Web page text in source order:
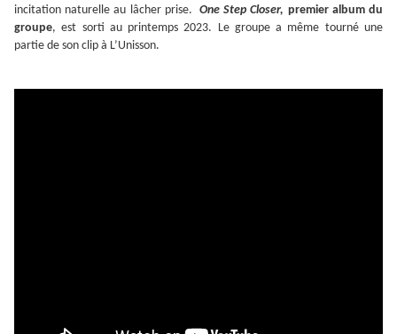
incitation naturelle au lâcher prise.One Step Closer, premier album du
groupe, est sorti au printemps 2023. Le groupe a même tourné une
partie de son clip à L’Unisson.